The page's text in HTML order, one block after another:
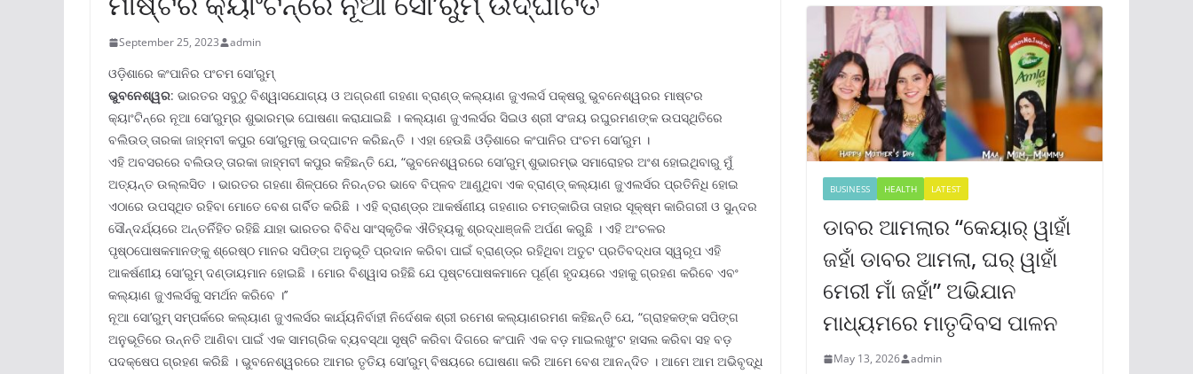
September 25, 2023 admin
ଓଡ଼ିଶାରେ କଂପାନିର ପଂଚମ ସୋ’ରୁମ୍‌
ଭୁବନେଶ୍ୱର: ଭାରତର ସବୁଠୁ ବିଶ୍ୱାସଯୋଗ୍ୟ ଓ ଅଗ୍ରଣୀ ଗହଣା ବ୍ରାଣ୍ଡ୍ କଲ୍ୟାଣ ଜୁଏଲର୍ସ ପକ୍ଷରୁ ଭୁବନେଶ୍ୱରର ମାଷ୍ଟର
କ୍ୟାଂଟିନ୍‌ରେ ନୂଆ ସୋ’ରୁମ୍‌ର ଶୁଭାରମ୍ଭ ଘୋଷଣା କରାଯାଇଛି । କଲ୍ୟାଣ ଜୁଏଲର୍ସର ସିଇଓ ଶ୍ରୀ ସଂଜୟ ରଘୁରମଣଙ୍କ ଉପସ୍ଥିତିରେ
ବଲିଉଡ୍ ତାରକା ଜାହ୍ମବୀ କପୁର ସୋ’ରୁମ୍‌କୁ ଉଦ୍‌ଘାଟନ କରିଛନ୍ତି । ଏହା ହେଉଛି ଓଡ଼ିଶାରେ କଂପାନିର ପଂଚମ ସୋ’ରୁମ ।
ଏହି ଅବସରରେ ବଲିଉଡ୍ ତାରକା ଜାହ୍ମବୀ କପୁର କହିଛନ୍ତି ଯେ, “ଭୁବନେଶ୍ୱରରେ ସୋ’ରୁମ୍ ଶୁଭାରମ୍ଭ ସମାରୋହର ଅଂଶ ହୋଇଥିବାରୁ ମୁଁ
ଅତ୍ୟନ୍ତ ଉଲ୍ଲସିତ । ଭାରତର ଗହଣା ଶିଳ୍ପରେ ନିରନ୍ତର ଭାବେ ବିପ୍ଳବ ଆଣୁଥିବା ଏକ ବ୍ରାଣ୍ଡ୍ କଲ୍ୟାଣ ଜୁଏଲର୍ସର ପ୍ରତିନିଧି ହୋଇ
ଏଠାରେ ଉପସ୍ଥିତ ରହିବା ମୋତେ ବେଶ ଗର୍ବିତ କରିଛି । ଏହି ବ୍ରାଣ୍ଡ୍‌ର ଆକର୍ଷଣୀୟ ଗହଣାର ଚମତ୍କାରିତା ତାହାର ସୂକ୍ଷ୍ମ କାରିଗରୀ ଓ ସୁନ୍ଦର
ସୌନ୍ଦର୍ଯ୍ୟରେ ଅନ୍ତର୍ନିହିତ ରହିଛି ଯାହା ଭାରତର ବିବିଧ ସାଂସ୍କୃତିକ ଐତିହ୍ୟକୁ ଶ୍ରଦ୍ଧାଞ୍ଜଳି ଅର୍ପଣ କରୁଛି । ଏହି ଅଂଚଳର
ପୃଷ୍ଠପୋଷକମାନଙ୍କୁ ଶ୍ରେଷ୍ଠ ମାନର ସପିଙ୍ଗ ଅନୁଭୂତି ପ୍ରଦାନ କରିବା ପାଇଁ ବ୍ରାଣ୍ଡ୍‌ର ରହିଥିବା ଅତୁଟ ପ୍ରତିବଦ୍ଧତା ସ୍ୱରୂପ ଏହି
ଆକର୍ଷଣୀୟ ସୋ’ରୁମ୍ ଦଣ୍ଡାୟମାନ ହୋଇଛି । ମୋର ବିଶ୍ୱାସ ରହିଛି ଯେ ପୃଷ୍ଟପୋଷକମାନେ ପୂର୍ଣ୍ଣ ହୃଦୟରେ ଏହାକୁ ଗ୍ରହଣ କରିବେ ଏବଂ
କଲ୍ୟାଣ ଜୁଏଲର୍ସକୁ ସମର୍ଥନ କରିବେ ।’’
ନୂଆ ସୋ’ରୁମ୍ ସମ୍ପର୍କରେ କଲ୍ୟାଣ ଜୁଏଲର୍ସର କାର୍ଯ୍ୟନିର୍ବାହୀ ନିର୍ଦେଶକ ଶ୍ରୀ ରମେଶ କଲ୍ୟାଣରମଣ କହିଛନ୍ତି ଯେ, “ଗ୍ରାହକଙ୍କ ସପିଙ୍ଗ
ଅନୁଭୂତିରେ ଉନ୍ନତି ଆଣିବା ପାଇଁ ଏକ ସାମଗ୍ରିକ ବ୍ୟବସ୍ଥା ସୃଷ୍ଟି କରିବା ଦିଗରେ କଂପାନି ଏକ ବଡ଼ ମାଇଲଖୁଂଟ ହାସଲ କରିବା ସହ ବଡ଼
ପଦକ୍ଷେପ ଗ୍ରହଣ କରିଛି । ଭୁବନେଶ୍ୱରରେ ଆମର ତୃତିୟ ସୋ’ରୁମ୍ ବିଷୟରେ ଘୋଷଣା କରି ଆମେ ବେଶ ଆନନ୍ଦିତ । ଆମେ ଆମ ଅଭିବୃଦ୍ଧି
BUSINESS HEALTH LATEST
ଡାବର ଆମଲାର “କେୟାର୍ ୱାହାଁ
ଜହାଁ ଡାବର ଆମଲା, ଘର୍ ୱାହାଁ
ମେରୀ ମାଁ ଜହାଁ” ଅଭିଯାନ
ମାଧ୍ୟମରେ ମାତୃଦିବସ ପାଳନ
May 13, 2026 admin